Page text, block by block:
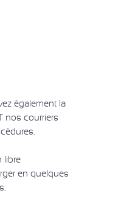
également la
nos courriers
libre
en quelques